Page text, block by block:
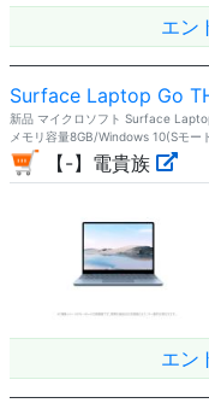
エン
Surface Laptop Go
新品 マイクロソフト Surface
メモリ容量8GB/Windows 10(Sモ
【-】電貴族
エン